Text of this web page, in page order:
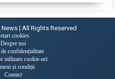
| All Rights Reserved
cookies
Despre noi
confidențialitate
utilizare cookie-uri
și condiții
Contact